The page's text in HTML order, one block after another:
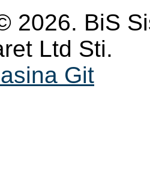
2026. BiS
Ltd Sti.
Git